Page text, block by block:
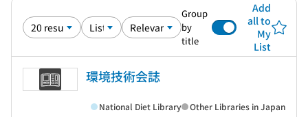
Group
by
title
Add
all to
My
List
環境技術会誌
National Diet Library Other Libraries in Japan